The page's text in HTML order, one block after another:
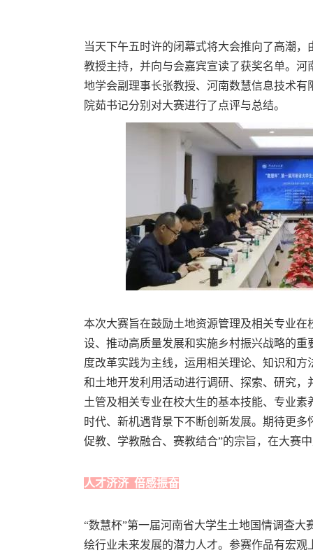
当天下午五时许的闭幕式将大会推向了高潮
教授主持，并向与会嘉宾宣读了获奖名单。
地学会副理事长张教授、河南数慧信息技术
院茹书记分别对大赛进行了点评与总结。
本次大赛旨在鼓励土地资源管理及相关专业
设、推动高质量发展和实施乡村振兴战略的
度改革实践为主线，运用相关理论、知识和
和土地开发利用活动进行调研、探索、研究
土管及相关专业在校大生的基本技能、专业
时代、新机遇背景下不断创新发展。期待更
促教、学教融合、赛教结合”的宗旨，在大赛
人才济济 倍感振奋
“数慧杯”第一届河南省大学生土地国情调查
绘行业未来发展的潜力人才。参赛作品有宏